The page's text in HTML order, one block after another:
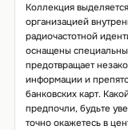
Коллекция
организацией
радиочастотной
оснащены
предотвращает
информации и
банковских карт.
предпочли, будьте
точно окажетесь в